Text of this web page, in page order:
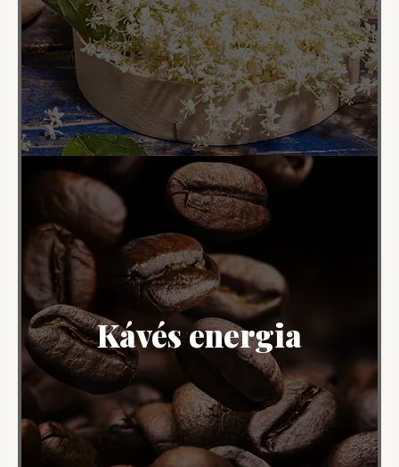
Kávés energia